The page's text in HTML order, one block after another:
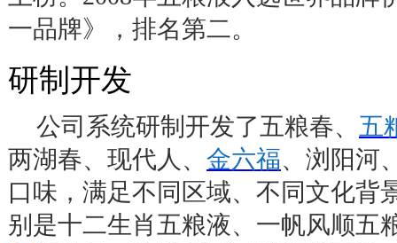
一品牌》，排名第二。
研制开发
公司系统研制开发了五粮春、 五
两湖春、现代人、 金六福、浏阳河
口味，满足不同区域、不同文化背
别是十二生肖五粮液、一帆风顺五